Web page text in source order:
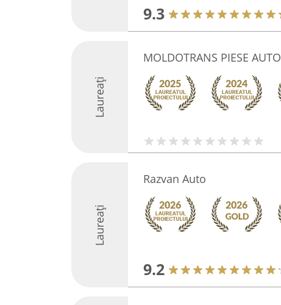
9.3
Laureați
MOLDOTRANS PIESE AUTO
Laureați
Razvan Auto
9.2